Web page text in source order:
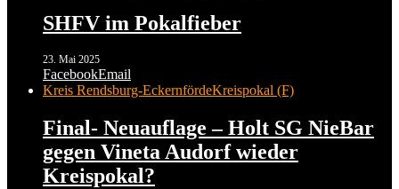
SHFV im Pokalfieber
23. Mai 2025
FacebookEmail
Kreis Rendsburg-EckernfördeKreispokal (F)
Final- Neuauflage – Holt SG NieBar
gegen Vineta Audorf wieder
Kreispokal?